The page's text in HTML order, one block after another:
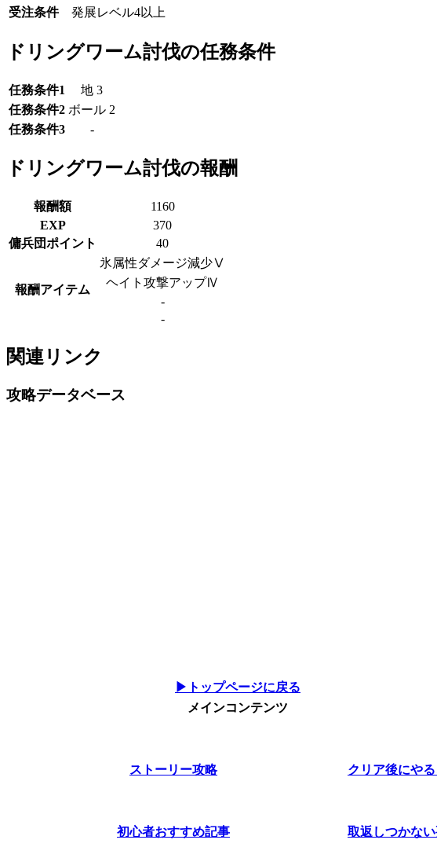
受注条件
発展レベル4以上
ドリングワーム討伐の任務条件
任務条件1
地 3
任務条件2 ボール 2
任務条件3
-
ドリングワーム討伐の報酬
報酬額
1160
EXP
370
傭兵団ポイント
40
報酬アイテム
氷属性ダメージ減少Ⅴ
ヘイト攻撃アップⅣ
-
-
関連リンク
攻略データベース
▶トップページに戻る
メインコンテンツ
ストーリー攻略 クリア後にやる
初心者おすすめ記事 取返しつかな